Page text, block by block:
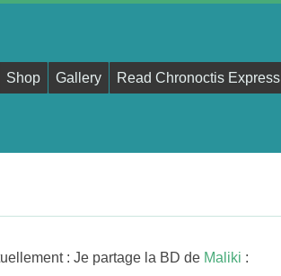
Shop Gallery Read Chronoctis Express
: Je partage la BD de Maliki :